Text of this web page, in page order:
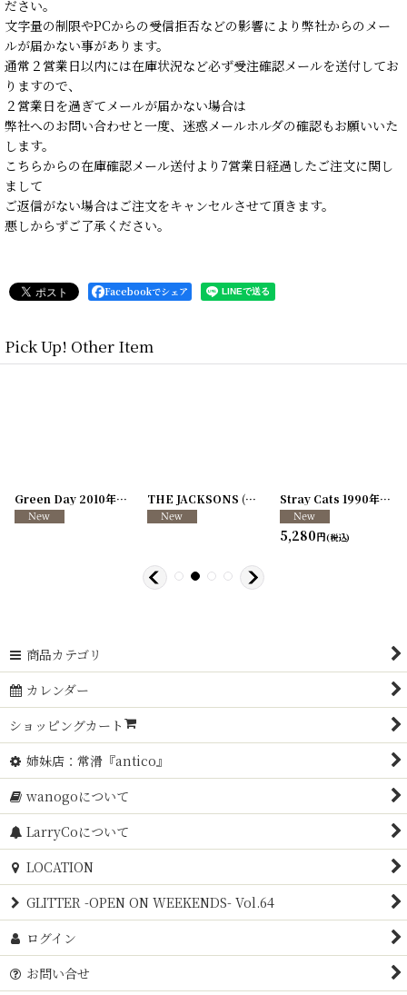
ださい。
文字量の制限やPCからの受信拒否などの影響により弊社からのメー
ルが届かない事があります。
通常２営業日以内には在庫状況など必ず受注確認メールを送付してお
りますので、
２営業日を過ぎてメールが届かない場合は
弊社へのお問い合わせと一度、迷惑メールホルダの確認もお願いいた
します。
こちらからの在庫確認メール送付より7営業日経過したご注文に関し
まして
ご返信がない場合はご注文をキャンセルさせて頂きます。
悪しからずご了承ください。
Facebookでシェア
Pick Up! Other Item
42] [250117-38 ]
Green Day 2010年 21st Century Breakdown Tour ラミネート [250117-11
THE JACKSONS (Michael Jackson) 1984年 Victory Tour Stray Cats 1990年 World Tour ラミネート
5,280円(税込)
商品カテゴリ
カレンダー
ショッピングカート
姉妹店：常滑『antico』
wanogoについて
LarryCoについて
LOCATION
GLITTER -OPEN ON WEEKENDS- Vol.64
ログイン
お問い合せ